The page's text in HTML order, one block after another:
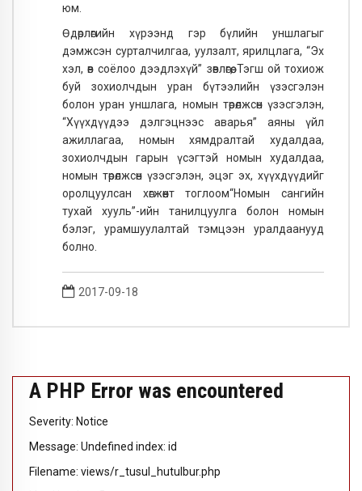
юм.
Өдөрлөгийн хүрээнд гэр бүлийн уншлагыг
дэмжсэн сурталчилгаа, уулзалт, ярилцлага, “Эх
хэл, өв соёлоо дээдлэхүй” зөвлөгөө, Тэгш ой тохиож
буй зохиолчдын уран бүтээлийн үзэсгэлэн
болон уран уншлага, номын төрөлжсөн үзэсгэлэн,
“Хүүхдүүдээ дэлгэцнээс аварья” аяны үйл
ажиллагаа, номын хямдралтай худалдаа,
зохиолчдын гарын үсэгтэй номын худалдаа,
номын төрөлжсөн үзэсгэлэн, эцэг эх, хүүхдүүдийг
оролцуулсан хөгжөөнт тоглоом“Номын сангийн
тухай хууль”-ийн танилцуулга болон номын
бэлэг, урамшуулалтай тэмцээн уралдаанууд
болно.
2017-09-18
A PHP Error was encountered
Severity: Notice
Message: Undefined index: id
Filename: views/r_tusul_hutulbur.php